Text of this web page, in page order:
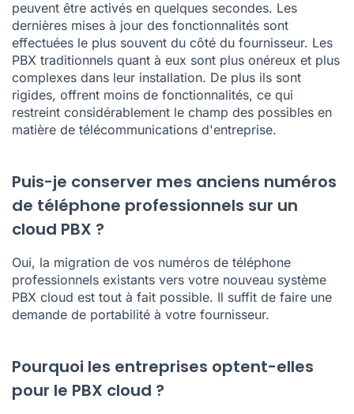
peuvent être activés en quelques secondes. Les
dernières mises à jour des fonctionnalités sont
effectuées le plus souvent du côté du fournisseur. Les
PBX traditionnels quant à eux sont plus onéreux et plus
complexes dans leur installation. De plus ils sont
rigides, offrent moins de fonctionnalités, ce qui
restreint considérablement le champ des possibles en
matière de télécommunications d'entreprise.
Puis-je conserver mes anciens numéros
de téléphone professionnels sur un
cloud PBX ?
Oui, la migration de vos numéros de téléphone
professionnels existants vers votre nouveau système
PBX cloud est tout à fait possible. Il suffit de faire une
demande de portabilité à votre fournisseur.
Pourquoi les entreprises optent-elles
pour le PBX cloud ?